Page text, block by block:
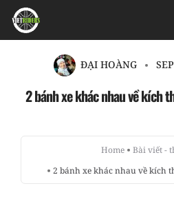
Videos
ĐẠI HOÀNG
2 bánh xe khác nhau về kích
Home
Bài viết -
2 bánh xe khác nhau về kích